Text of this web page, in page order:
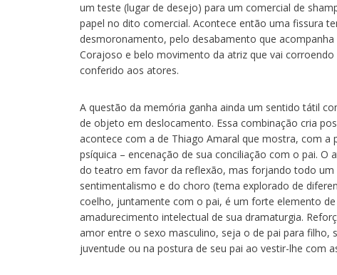
um teste (lugar de desejo) para um comercial de
papel no dito comercial. Acontece então uma fissura
desmoronamento, pelo desabamento que
Corajoso e belo movimento da atriz que vai
conferido aos atores.
A questão da memória ganha ainda um sentido tátil
de objeto em deslocamento. Essa combinação cria
acontece com a de Thiago Amaral que mostra, com a
psíquica – encenação de sua conciliação com o pai.
do teatro em favor da reflexão, mas forjando todo
sentimentalismo e do choro (tema explorado de
coelho, juntamente com o pai, é um forte elemento
amadurecimento intelectual de sua dramaturgia.
amor entre o sexo masculino, seja o de pai para
juventude ou na postura de seu pai ao vestir-lhe com